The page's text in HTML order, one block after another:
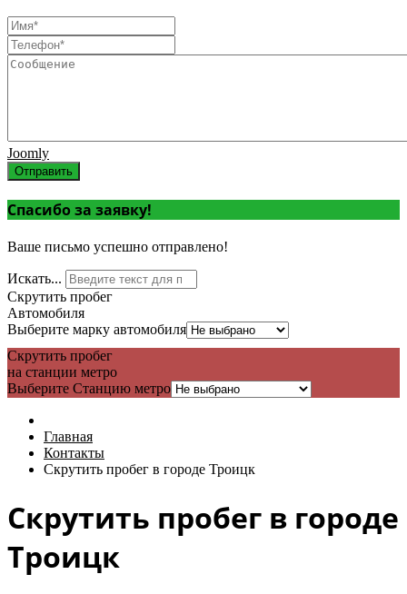
Joomly
Отправить
Спасибо за заявку!
Ваше письмо успешно отправлено!
Искать...
Скрутить пробег
Автомобиля
Выберите марку автомобиля
Скрутить пробег
на станции метро
Выберите Станцию метро
Главная
Контакты
Скрутить пробег в городе Троицк
Скрутить пробег в городе
Троицк